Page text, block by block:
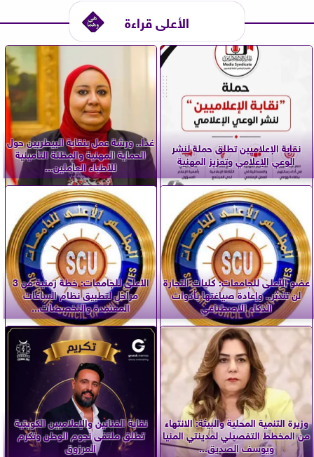
الأعلى قراءة
نقابة الإعلاميين تطلق حملة لنشر
الوعي الإعلامي وتعزيز المهنية
غدا.. ورشة عمل بنقابة البيطريين حول
الحماية المهنية والمظلة التأمينية
للأطباء العاملين...
عضو الأعلى للجامعات: كليات التجارة
لن تندثر.. وإعادة صياغتها بأدوات
الذكاء الاصطناعي
الأعلى للجامعات: خطة زمنية من 3
مراحل لتطبيق نظام الساعات
المعتمدة والتخصصات...
وزيرة التنمية المحلية والبيئة: الانتهاء
من المخطط التفصيلي لمدينتي المنيا
ويوسف الصديق...
نقابة الفنانين والإعلاميين الكويتية
تطلق ملتقى نجوم الوطن وتكرم
المرزوق